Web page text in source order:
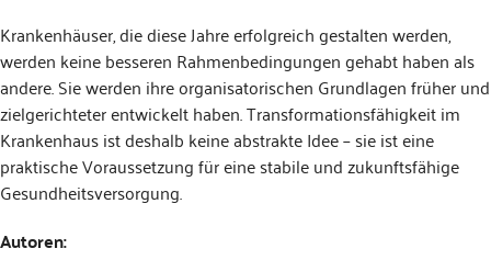
Krankenhäuser, die diese Jahre erfolgreich gestalten werden,
werden keine besseren Rahmenbedingungen gehabt haben als
andere. Sie werden ihre organisatorischen Grundlagen früher und
zielgerichteter entwickelt haben. Transformationsfähigkeit im
Krankenhaus ist deshalb keine abstrakte Idee – sie ist eine
praktische Voraussetzung für eine stabile und zukunftsfähige
Gesundheitsversorgung.
Autoren: